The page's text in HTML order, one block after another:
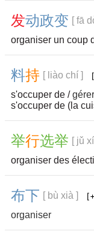
发动政变 [ fā
organiser un coup
料持 [ liào chí ]
s'occuper de /gérer
s'occuper de (la
举行选举 [ jǔ
organiser des
布下 [ bù xià ]
organiser